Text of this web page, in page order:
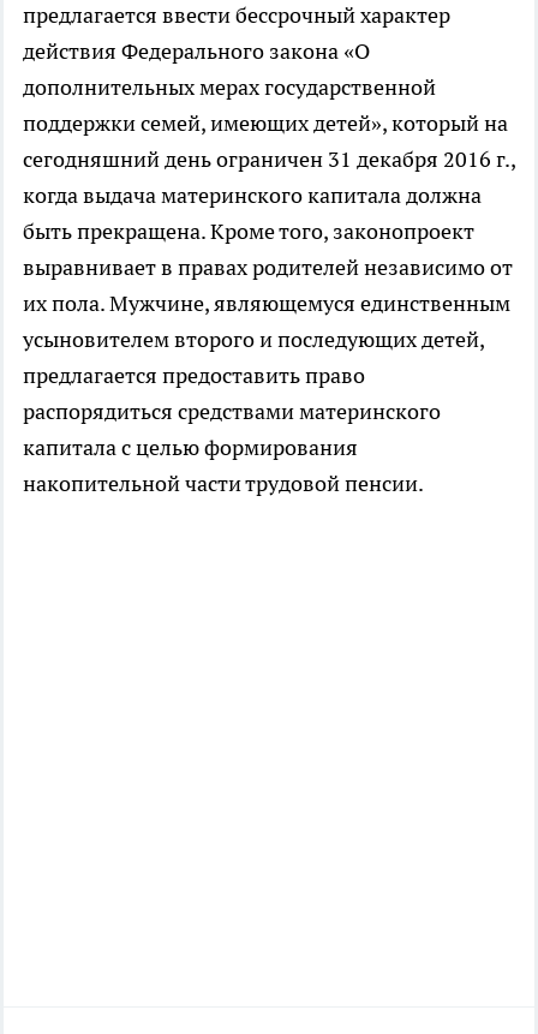
предлагается ввести бессрочный характер
действия Федерального закона «О
дополнительных мерах государственной
поддержки семей, имеющих детей», который на
сегодняшний день ограничен 31 декабря 2016 г.,
когда выдача материнского капитала должна
быть прекращена. Кроме того, законопроект
выравнивает в правах родителей независимо от
их пола. Мужчине, являющемуся единственным
усыновителем второго и последующих детей,
предлагается предоставить право
распорядиться средствами материнского
капитала с целью формирования
накопительной части трудовой пенсии.